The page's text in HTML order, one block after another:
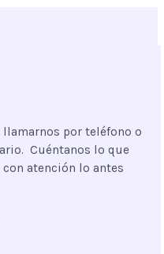
por teléfono o
Cuéntanos lo que
atención lo antes